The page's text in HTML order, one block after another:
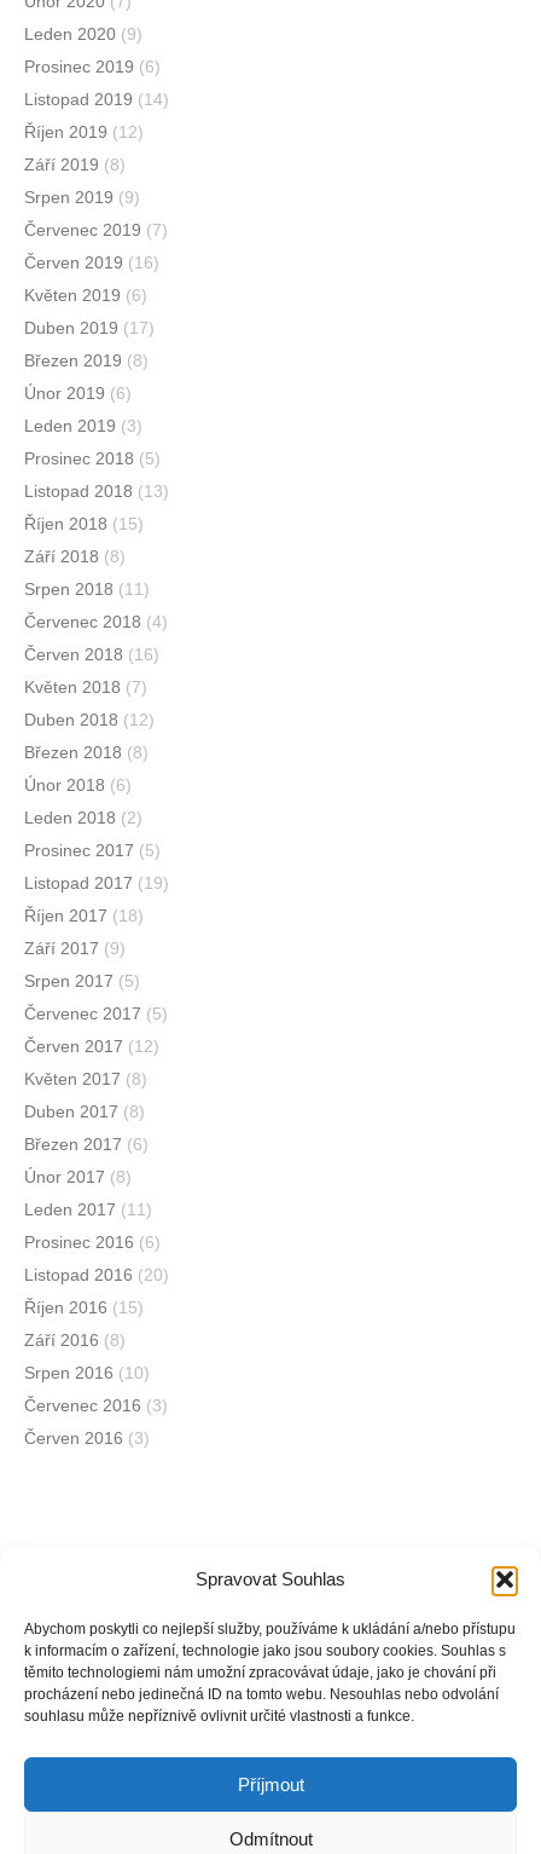
Spravovat Souhlas
Abychom poskytli co nejlepší služby, používáme k ukládání a/nebo přístupu
k informacím o zařízení, technologie jako jsou soubory cookies. Souhlas s
těmito technologiemi nám umožní zpracovávat údaje, jako je chování při
procházení nebo jedinečná ID na tomto webu. Nesouhlas nebo odvolání
souhlasu může nepříznivě ovlivnit určité vlastnosti a funkce.
Příjmout
Odmítnout
Leden 2020 (9)
Prosinec 2019 (6)
Listopad 2019 (14)
Říjen 2019 (12)
Září 2019 (8)
Srpen 2019 (9)
Červenec 2019 (7)
Červen 2019 (16)
Květen 2019 (6)
Duben 2019 (17)
Březen 2019 (8)
Únor 2019 (6)
Leden 2019 (3)
Prosinec 2018 (5)
Listopad 2018 (13)
Říjen 2018 (15)
Září 2018 (8)
Srpen 2018 (11)
Červenec 2018 (4)
Červen 2018 (16)
Květen 2018 (7)
Duben 2018 (12)
Březen 2018 (8)
Únor 2018 (6)
Leden 2018 (2)
Prosinec 2017 (5)
Listopad 2017 (19)
Říjen 2017 (18)
Září 2017 (9)
Srpen 2017 (5)
Červenec 2017 (5)
Červen 2017 (12)
Květen 2017 (8)
Duben 2017 (8)
Březen 2017 (6)
Únor 2017 (8)
Leden 2017 (11)
Prosinec 2016 (6)
Listopad 2016 (20)
Říjen 2016 (15)
Září 2016 (8)
Srpen 2016 (10)
Červenec 2016 (3)
Červen 2016 (3)
Jsme na sociálních sítích
Facebook